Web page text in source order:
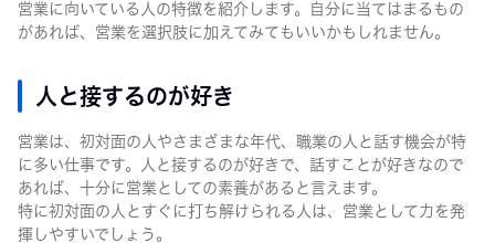
営業に向いている人の特徴を紹介します。自分に当てはまるもの
があれば、営業を選択肢に加えてみてもいいかもしれません。
人と接するのが好き
営業は、初対面の人やさまざまな年代、職業の人と話す機会が特
に多い仕事です。人と接するのが好きで、話すことが好きなので
あれば、十分に営業としての素養があると言えます。
特に初対面の人とすぐに打ち解けられる人は、営業として力を発
揮しやすいでしょう。